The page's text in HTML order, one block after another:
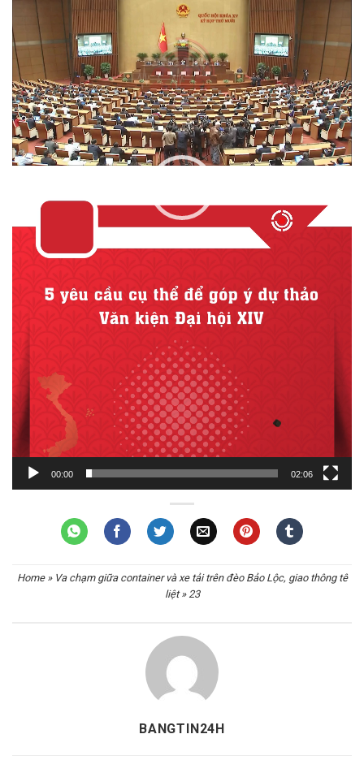
00:00 02:06
Home» Va chạm giữa container và xe tải trên đèo Bảo Lộc, giao thông tê
liệt» 23
BANGTIN24H